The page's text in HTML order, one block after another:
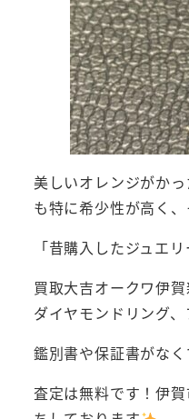
美しいオレンジがか
も特に希少性が高く
「昔購入したジュエ
買取大吉オークワ伊
ダイヤモンドリング
鑑別書や保証書がな
査定は無料です！伊